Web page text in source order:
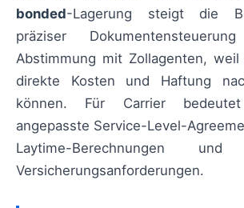
bonded-Lagerung steigt die
präziser
Abstimmung mit Zollagenten, weil
direkte Kosten und Haftung
können. Für Carrier
angepasste Service-Level-
Laytime-Berechnungen und
Versicherungsanforderungen.